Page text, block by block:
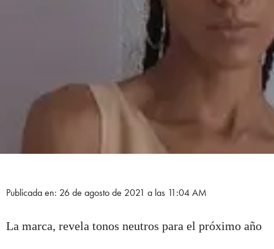
Publicada en: 26 de agosto de 2021 a las 11:04 AM
La marca, revela tonos neutros para el próximo año